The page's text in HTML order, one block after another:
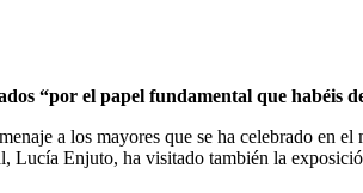
“por el papel fundamental que habéis
a los mayores que se ha celebrado en
Lucía Enjuto, ha visitado también la